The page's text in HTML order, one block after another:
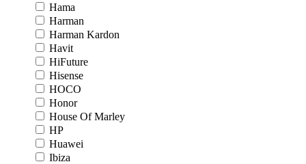
Hama
Harman
Harman Kardon
Havit
HiFuture
Hisense
HOCO
Honor
House Of Marley
HP
Huawei
Ibiza